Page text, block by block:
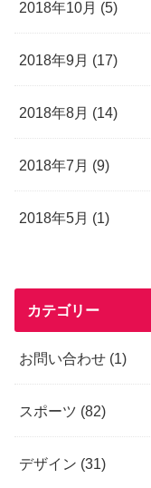
2018年10月 (5)
2018年9月 (17)
2018年8月 (14)
2018年7月 (9)
2018年5月 (1)
カテゴリー
お問い合わせ (1)
スポーツ (82)
デザイン (31)